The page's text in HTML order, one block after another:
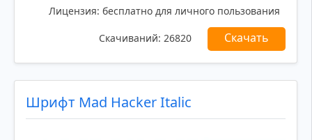
Лицензия: бесплатно для личного пользования
Скачиваний: 26820 Скачать
Шрифт Mad Hacker Italic